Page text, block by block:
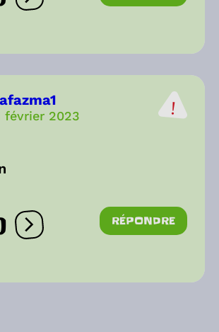
février 2023
Ouvrir les réactions
RÉPONDRE